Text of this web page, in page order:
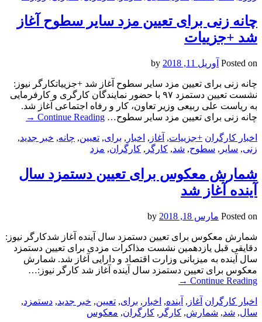
چانه زنی برای تعیین مزد سایر سطوح آغاز
شد +جزییات
Posted on آوریل 11, 2018
چانه زنی برای تعیین مزد سایر سطوح آغاز شد +جزییاتکارگر نیوز:
نشست تعیین دستمزد ۹۷ با حضور نمایندگان کارگری و کارفرمایی
به ریاست علی ربیعی وزیر تعاون، کار و رفاه اجتماعی آغاز شد.
چانه زنی برای تعیین مزد سایر سطوح… Continue Reading
→
اخبار کارگران +جزییات, آغاز , اخبار , برای, تعیین, چانه, خبر جدید,
زنی, سایر , سطوح, شد, کارگر , کارگران, مزد
شمارش معکوس برای تعیین دستمزد سال
آینده آغاز شد
Posted on مارس 18, 2018
شمارش معکوس برای تعیین دستمزد سال آینده آغاز شدکارگر نیوز:
دقایقی قبل یازدهمین نشست مذاکرات مزدی برای تعیین دستمزد
سال آینده به میزبانی وزارت اقتصاد و دارایی آغاز شد. شمارش
معکوس برای تعیین دستمزد سال آینده آغاز شد کارگر نیوز:…
Continue Reading
→
اخبار کارگران آغاز , آینده, اخبار , برای, تعیین, خبر جدید, دستمزد,
سال, شد, شمارش, کارگر , کارگران, معکوس